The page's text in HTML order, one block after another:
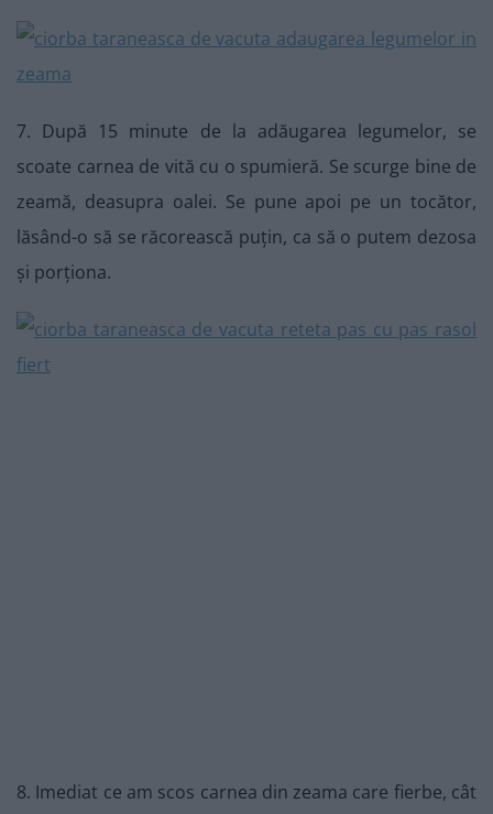
7. După 15 minute de la adăugarea legumelor, se
scoate carnea de vită cu o spumieră. Se scurge bine de
zeamă, deasupra oalei. Se pune apoi pe un tocător,
lăsând-o să se răcorească puțin, ca să o putem dezosa
și porționa.
8. Imediat ce am scos carnea din zeama care fierbe, cât